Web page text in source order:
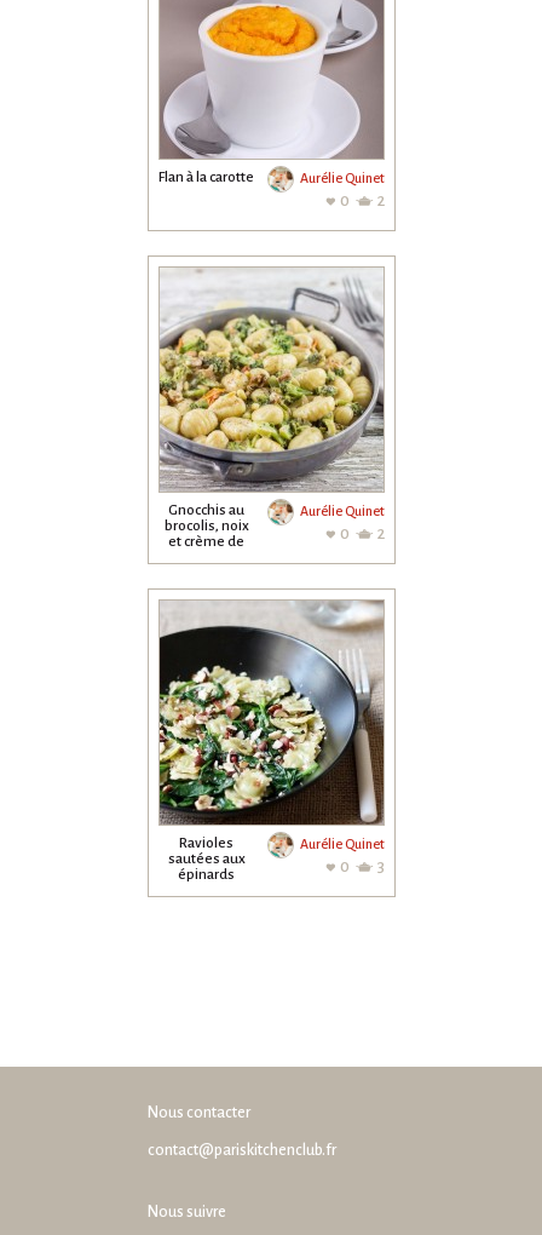
Flan à la carotte Aurélie Quinet
0 2
Gnocchis au
brocolis, noix
et crème de
Aurélie Quinet
0 2
Ravioles
sautées aux
épinards
Aurélie Quinet
0 3
Nous contacter
contact@pariskitchenclub.fr
Nous suivre